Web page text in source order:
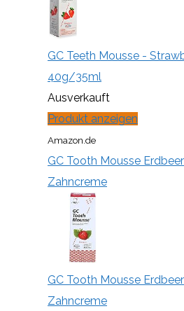
GC Teeth Mousse -
40g/35ml
Ausverkauft
Produkt anzeigen
Amazon.de
GC Tooth Mousse
Zahncreme
GC Tooth Mousse
Zahncreme